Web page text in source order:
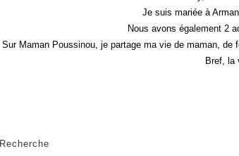
Je suis mariée à
Nous avons également 2
Sur Maman Poussinou, je partage ma vie de maman,
Bref, la
Recherche